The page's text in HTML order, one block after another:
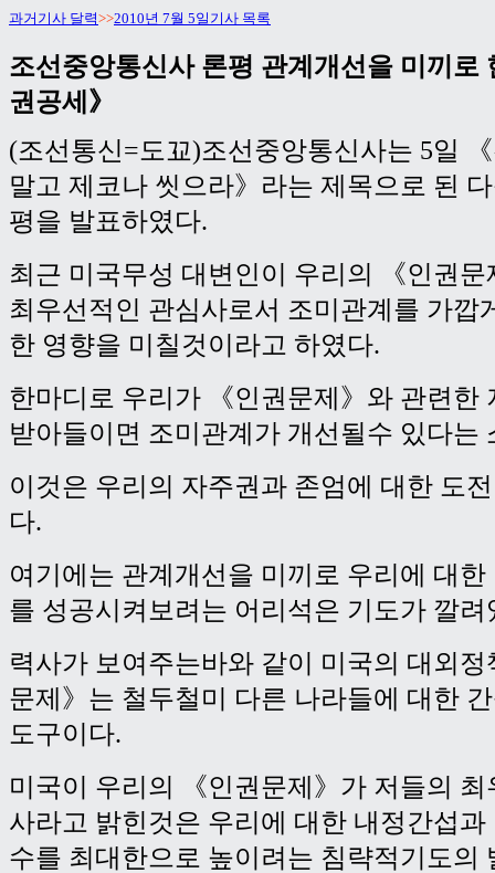
과거기사 달력>>2010년 7월 5일기사 목록
조선중앙통신사 론평 관계개선을 미끼로
권공세》
(조선통신=도꾜)조선중앙통신사는 5일
말고 제코나 씻으라》라는 제목으로 된
평을 발표하였다.
최근 미국무성 대변인이 우리의 《인권
최우선적인 관심사로서 조미관계를 가깝
한 영향을 미칠것이라고 하였다.
한마디로 우리가 《인권문제》와 관련한
받아들이면 조미관계가 개선될수 있다는
이것은 우리의 자주권과 존엄에 대한 도
다.
여기에는 관계개선을 미끼로 우리에 대
를 성공시켜보려는 어리석은 기도가 깔려
력사가 보여주는바와 같이 미국의 대외
문제》는 철두철미 다른 나라들에 대한
도구이다.
미국이 우리의 《인권문제》가 저들의
사라고 밝힌것은 우리에 대한 내정간섭
수를 최대한으로 높이려는 침략적기도의